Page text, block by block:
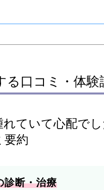
る口コミ・体験
れていて心配で
要約
診断・治療